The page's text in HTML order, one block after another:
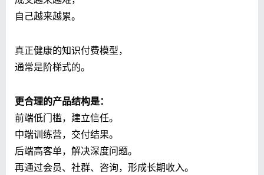
自己越来越累。
真正健康的知识付费模型，
通常是阶梯式的。
更合理的产品结构是：
前端低门槛，建立信任。
中端训练营，交付结果。
后端高客单，解决深度问题。
再通过会员、社群、咨询，形成长期收入。